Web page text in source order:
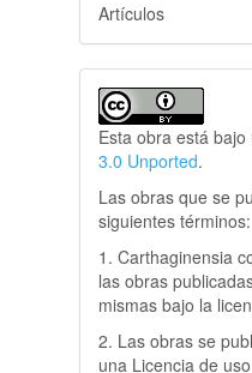
Artículos
Esta obra está
3.0 Unported.
Las obras que se
siguientes términos:
1. Carthaginensia
las obras
mismas bajo la
2. Las obras se
una Licencia de